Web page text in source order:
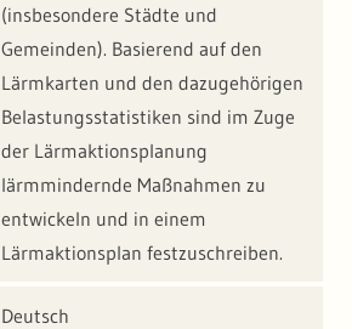
(insbesondere Städte und
Gemeinden). Basierend auf den
Lärmkarten und den dazugehörigen
Belastungsstatistiken sind im Zuge
der Lärmaktionsplanung
lärmmindernde Maßnahmen zu
entwickeln und in einem
Lärmaktionsplan festzuschreiben.
Deutsch